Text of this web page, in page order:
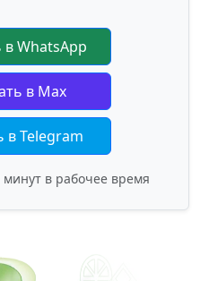
в WhatsApp
в Max
в Telegram
в рабочее время